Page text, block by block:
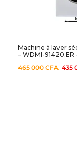
Machine à laver
– WDMI-91420.ER
465 000CFA 435